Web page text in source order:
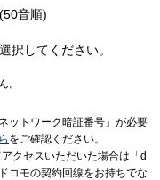
音順)
択してください。
。
ットワーク暗証番号」が必要
をご確認ください。
クセスいただいた場合は「d
コモの契約回線をお持ちでな